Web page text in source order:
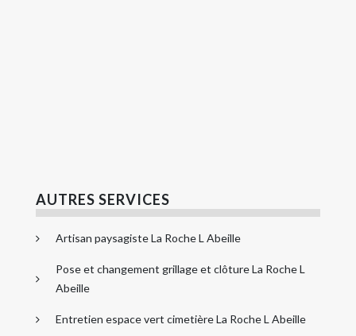
AUTRES SERVICES
Artisan paysagiste La Roche L Abeille
Pose et changement grillage et clôture La Roche L
Abeille
Entretien espace vert cimetière La Roche L Abeille